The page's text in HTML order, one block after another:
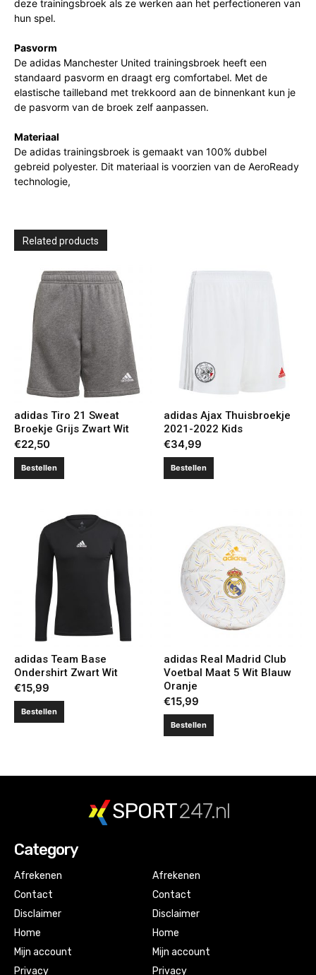
deze trainingsbroek als ze werken aan het perfectioneren van
hun spel.
Pasvorm
De adidas Manchester United trainingsbroek heeft een
standaard pasvorm en draagt erg comfortabel. Met de
elastische tailleband met trekkoord aan de binnenkant kun je
de pasvorm van de broek zelf aanpassen.
Materiaal
De adidas trainingsbroek is gemaakt van 100% dubbel
gebreid polyester. Dit materiaal is voorzien van de AeroReady
technologie,
Related products
adidas Tiro 21 Sweat
Broekje Grijs Zwart Wit
€22,50
Bestellen
adidas Ajax Thuisbroekje
2021-2022 Kids
€34,99
Bestellen
adidas Team Base
Ondershirt Zwart Wit
€15,99
Bestellen
adidas Real Madrid Club
Voetbal Maat 5 Wit Blauw
Oranje
€15,99
Bestellen
SPORT247.nl
Category
Afrekenen
Contact
Disclaimer
Home
Mijn account
Privacy
Afrekenen
Contact
Disclaimer
Home
Mijn account
Privacy